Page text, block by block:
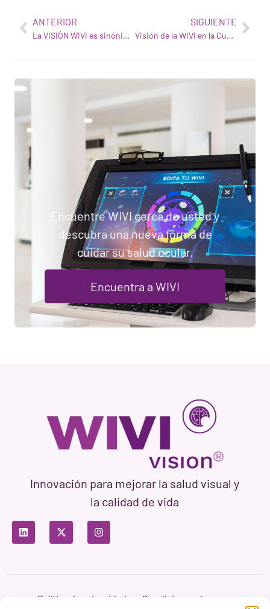
ANTERIOR
La VISIÓN WIVI es sinónimo de innovación
SIGUIENTE
Visión de la WIVI en la Cumbre Sur 2020
Encuentre WIVI cerca de usted y
descubra una nueva forma de
cuidar su salud ocular.
Encuentra a WIVI
Innovación para mejorar la salud visual y
la calidad de vida
Política de privacidad
Condiciones de uso